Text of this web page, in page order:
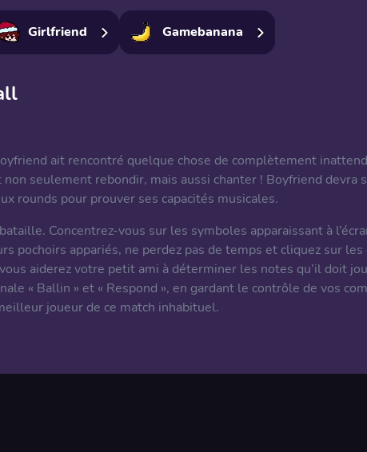
Girlfriend Gamebanana
ait rencontré quelque chose de complètement
seulement rebondir, mais aussi chanter ! Boyfriend devra
rounds pour prouver ses capacités musicales.
Concentrez-vous sur les symboles apparaissant à
pochoirs appariés, ne perdez pas de temps et cliquez sur les
aiderez votre petit ami à déterminer les notes qu’il doit
« Ballin » et « Respond », en gardant le contrôle de vos
joueur de ce match inhabituel.